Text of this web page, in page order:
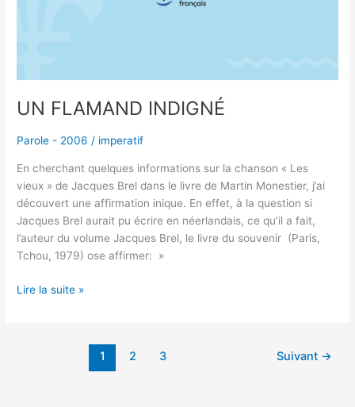
UN FLAMAND INDIGNÉ
Parole - 2006 / imperatif
En cherchant quelques informations sur la chanson « Les
vieux » de Jacques Brel dans le livre de Martin Monestier, j’ai
découvert une affirmation inique. En effet, à la question si
Jacques Brel aurait pu écrire en néerlandais, ce qu’il a fait,
l’auteur du volume Jacques Brel, le livre du souvenir (Paris,
Tchou, 1979) ose affirmer: »
Lire la suite »
1 2 3 Suivant →